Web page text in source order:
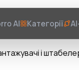
AI Категорії
і